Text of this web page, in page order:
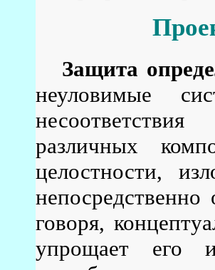
Защита
неуловимые
различных
целостности,
говоря,
упрощает его